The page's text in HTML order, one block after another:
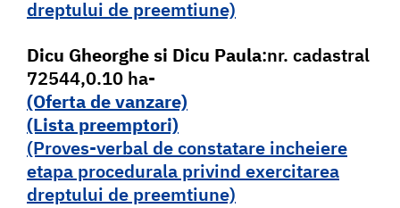
dreptului de preemtiune)
Dicu Gheorghe si Dicu Paula:nr. cadastral
72544,0.10 ha-
(Oferta de vanzare)
(Lista preemptori)
(Proves-verbal de constatare incheiere
etapa procedurala privind exercitarea
dreptului de preemtiune)